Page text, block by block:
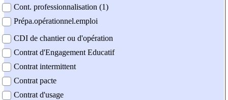
Cont. professionnalisation (1)
Prépa.opérationnel.emploi
CDI de chantier ou d'opération
Contrat d'Engagement Educatif
Contrat intermittent
Contrat pacte
Contrat d'usage